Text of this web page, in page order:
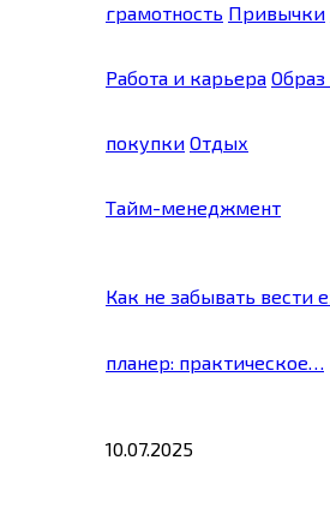
грамотность Привычки
Работа и карьера
покупки Отдых
Тайм-менеджмент
Как не забывать вести
планер: практическое…
10.07.2025